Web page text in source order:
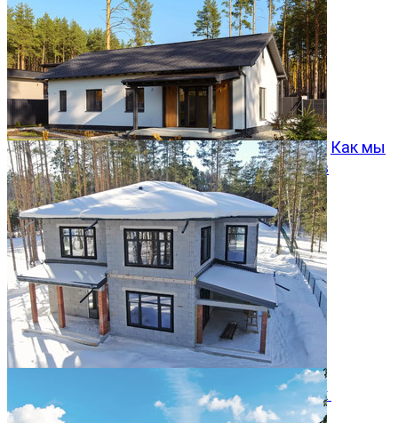
Как мы
превращаем типовой проект Хвойный 96 в
особенный дом
05.08.2026
Двухэтажный дом 366м² в КП Заповедник
28.07.2026